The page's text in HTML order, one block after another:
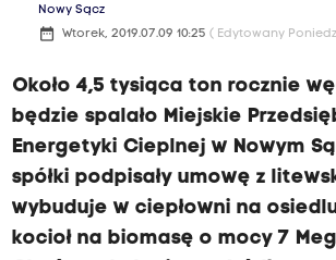
Nowy Sącz
date_range Wtorek, 2019.07.09 10:25 ( Edytowany
Około 4,5 tysiąca ton rocznie
będzie spalało Miejskie
Energetyki Cieplnej w Nowym
spółki podpisały umowę z
wybuduje w ciepłowni na
kocioł na biomasę o mocy 7